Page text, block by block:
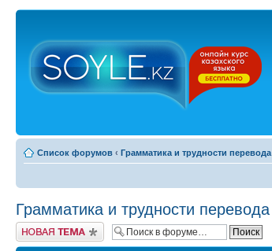
Список форумов ‹ Грамматика и трудности перевода
Грамматика и трудности перевода
Новая тема